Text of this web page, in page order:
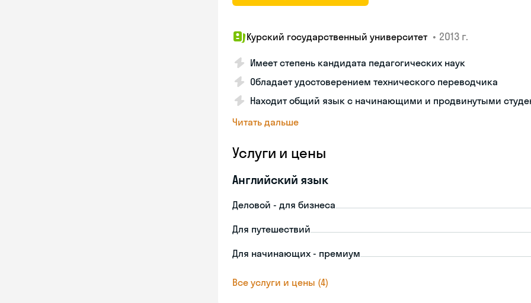
Курский государственный университет • 2013 г.
Имеет степень кандидата педагогических наук
Обладает удостоверением технического переводчика
Находит общий язык с начинающими и продвинутыми
Читать дальше
Услуги и цены
Английский язык
Деловой - для бизнеса
Для путешествий
Для начинающих - премиум
Все услуги и цены (4)